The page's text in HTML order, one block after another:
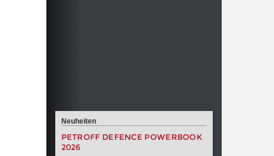
Neuheiten
PETROFF DEFENCE POWERBOOK
2026